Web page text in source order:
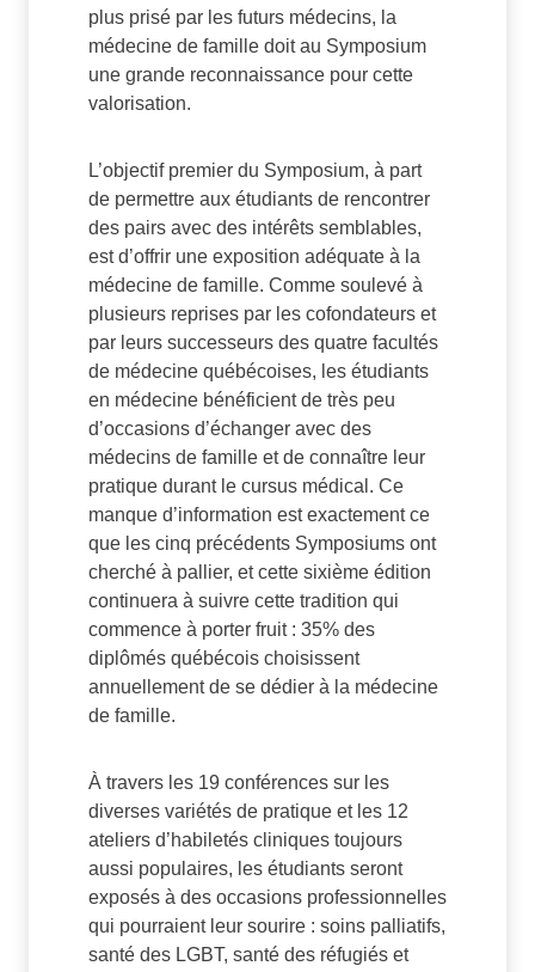
plus prisé par les futurs médecins, la
médecine de famille doit au Symposium
une grande reconnaissance pour cette
valorisation.
L’objectif premier du Symposium, à part
de permettre aux étudiants de rencontrer
des pairs avec des intérêts semblables,
est d’offrir une exposition adéquate à la
médecine de famille. Comme soulevé à
plusieurs reprises par les cofondateurs et
par leurs successeurs des quatre facultés
de médecine québécoises, les étudiants
en médecine bénéficient de très peu
d’occasions d’échanger avec des
médecins de famille et de connaître leur
pratique durant le cursus médical. Ce
manque d’information est exactement ce
que les cinq précédents Symposiums ont
cherché à pallier, et cette sixième édition
continuera à suivre cette tradition qui
commence à porter fruit : 35% des
diplômés québécois choisissent
annuellement de se dédier à la médecine
de famille.
À travers les 19 conférences sur les
diverses variétés de pratique et les 12
ateliers d’habiletés cliniques toujours
aussi populaires, les étudiants seront
exposés à des occasions professionnelles
qui pourraient leur sourire : soins palliatifs,
santé des LGBT, santé des réfugiés et